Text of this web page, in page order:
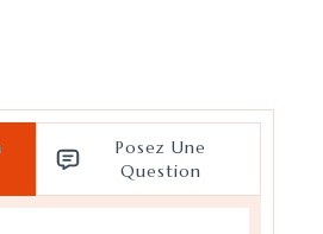
Posez Une
Question